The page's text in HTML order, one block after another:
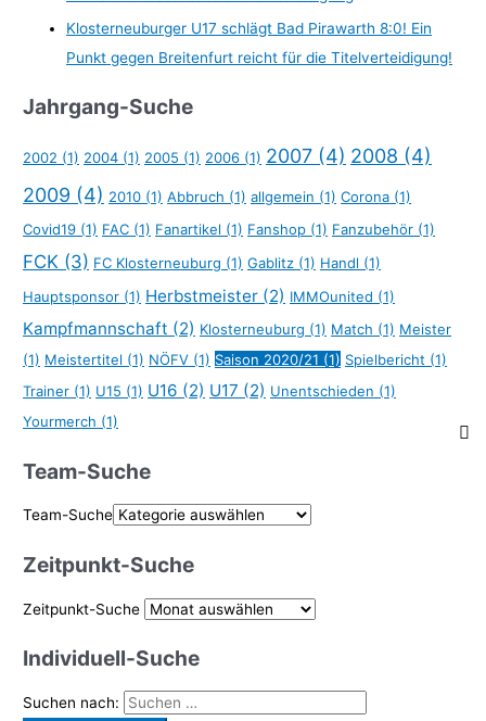
Klosterneuburger U17 schlägt Bad Pirawarth 8:0! Ein
Punkt gegen Breitenfurt reicht für die Titelverteidigung!
Jahrgang-Suche
2002 (1) 2004 (1) 2005 (1) 2006 (1) 2007 (4) 2008 (4)
2009 (4) 2010 (1) Abbruch (1) allgemein (1) Corona (1)
Covid19 (1) FAC (1) Fanartikel (1) Fanshop (1) Fanzubehör (1)
FCK (3) FC Klosterneuburg (1) Gablitz (1) Handl (1)
Hauptsponsor (1) Herbstmeister (2) IMMOunited (1)
Kampfmannschaft (2) Klosterneuburg (1) Match (1) Meister
(1) Meistertitel (1) NÖFV (1) Saison 2020/21 (1) Spielbericht (1)
Trainer (1) U15 (1) U16 (2) U17 (2) Unentschieden (1)
Yourmerch (1)
Team-Suche
Team-Suche
Zeitpunkt-Suche
Zeitpunkt-Suche
Individuell-Suche
Suchen nach: